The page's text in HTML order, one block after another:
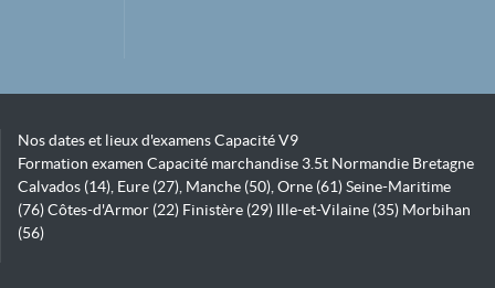
Nos dates et lieux d'examens Capacité V9
Formation examen Capacité marchandise 3.5t Normandie Bretagne
Calvados (14), Eure (27), Manche (50), Orne (61) Seine-Maritime
(76) Côtes-d'Armor (22) Finistère (29) Ille-et-Vilaine (35) Morbihan
(56)